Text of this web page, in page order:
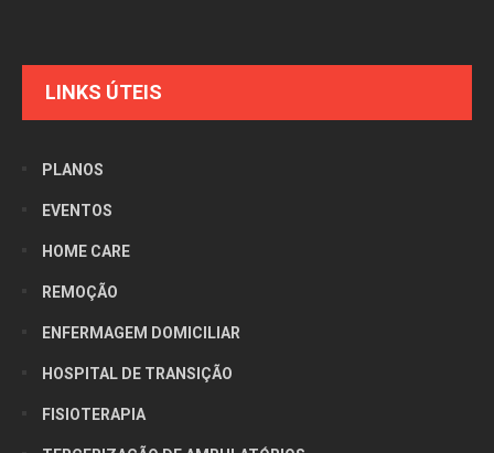
LINKS ÚTEIS
PLANOS
EVENTOS
HOME CARE
REMOÇÃO
ENFERMAGEM DOMICILIAR
HOSPITAL DE TRANSIÇÃO
FISIOTERAPIA